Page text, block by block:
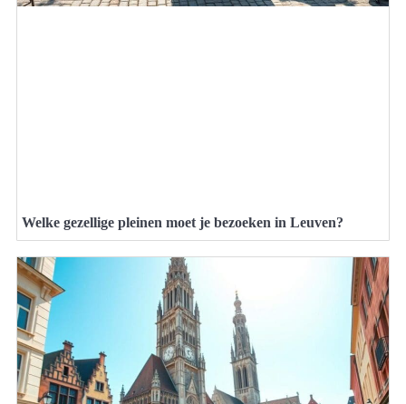
Welke gezellige pleinen moet je bezoeken in Leuven?